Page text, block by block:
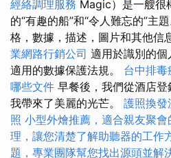
經絡調理服務 Magic）是一艘很
的“有趣的船”和“令人難忘的”主
格，數據，描述，圖片和其他信
業網路行銷公司 適用於識別的
適用的數據保護法規。 台中排
哪些文件 早餐後，我們從酒店
我帶來了美麗的光芒。 護照換發
照 小型外燴推薦，適合親友聚會
理，讓您清楚了解助聽器的工作
題，專業團隊幫您找出源頭並解